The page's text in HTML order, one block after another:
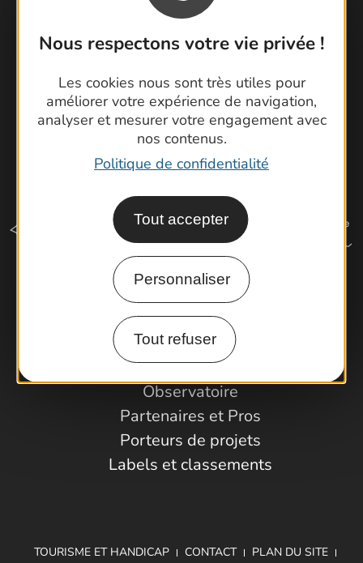
Nous respectons votre vie privée !
Les cookies nous sont très utiles pour
améliorer votre expérience de navigation,
analyser et mesurer votre engagement avec
nos contenus.
Politique de confidentialité
Tout accepter
Personnaliser
Tout refuser
Cartoguides et Topoguides
Latitude Gard
Comment venir ?
Espace Pro
Observatoire
Partenaires et Pros
Porteurs de projets
Labels et classements
TOURISME ET HANDICAP CONTACT PLAN DU SITE